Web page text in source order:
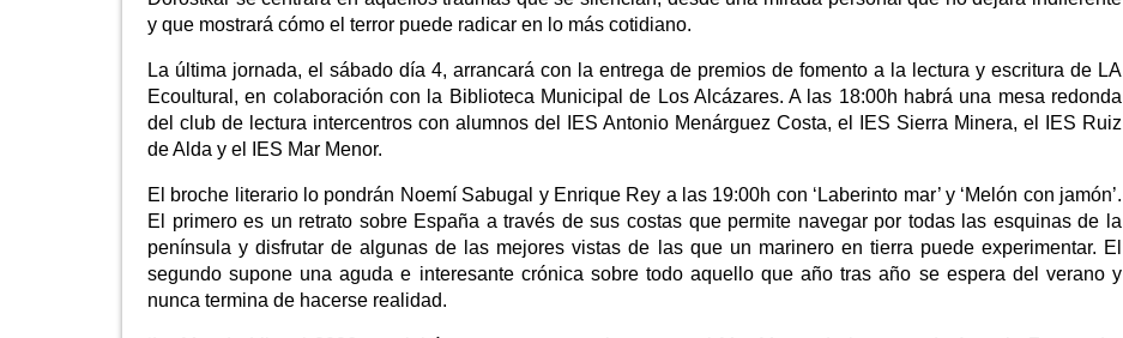
y que mostrará cómo el terror puede radicar en lo más cotidiano.
La última jornada, el sábado día 4, arrancará con la entrega de premios de fomento a la lectura y escritura de LA
Ecoultural, en colaboración con la Biblioteca Municipal de Los Alcázares. A las 18:00h habrá una mesa redonda
del club de lectura intercentros con alumnos del IES Antonio Menárguez Costa, el IES Sierra Minera, el IES Ruiz
de Alda y el IES Mar Menor.
El broche literario lo pondrán Noemí Sabugal y Enrique Rey a las 19:00h con ‘Laberinto mar’ y ‘Melón con jamón’.
El primero es un retrato sobre España a través de sus costas que permite navegar por todas las esquinas de la
península y disfrutar de algunas de las mejores vistas de las que un marinero en tierra puede experimentar. El
segundo supone una aguda e interesante crónica sobre todo aquello que año tras año se espera del verano y
nunca termina de hacerse realidad.